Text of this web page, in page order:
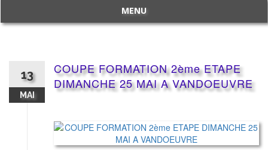
MENU
Aller
13
MAI
COUPE FORMATION 2ème ETAPE
DIMANCHE 25 MAI A VANDOEUVRE